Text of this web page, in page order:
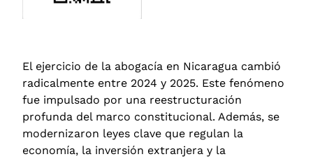
El ejercicio de la abogacía en Nicaragua cambió
radicalmente entre 2024 y 2025. Este fenómeno
fue impulsado por una reestructuración
profunda del marco constitucional. Además, se
modernizaron leyes clave que regulan la
economía, la inversión extranjera y la